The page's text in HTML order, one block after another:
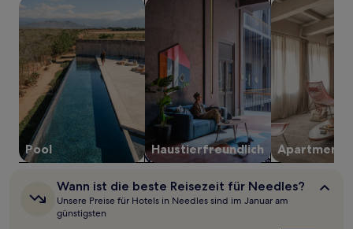
für
einen
Aufenthalt
mit
1 Übernachtung
von
2 Erwachsenen
gefunden
wurde.
Preise
und
Verfügbarkeiten
sich
ändern.
Pool Haustier­freundlich Apartment
Wann
ist
die
beste
Wann ist die beste Reisezeit für Needles?
Unsere Preise für Hotels in Needles sind im Januar am
günstigsten